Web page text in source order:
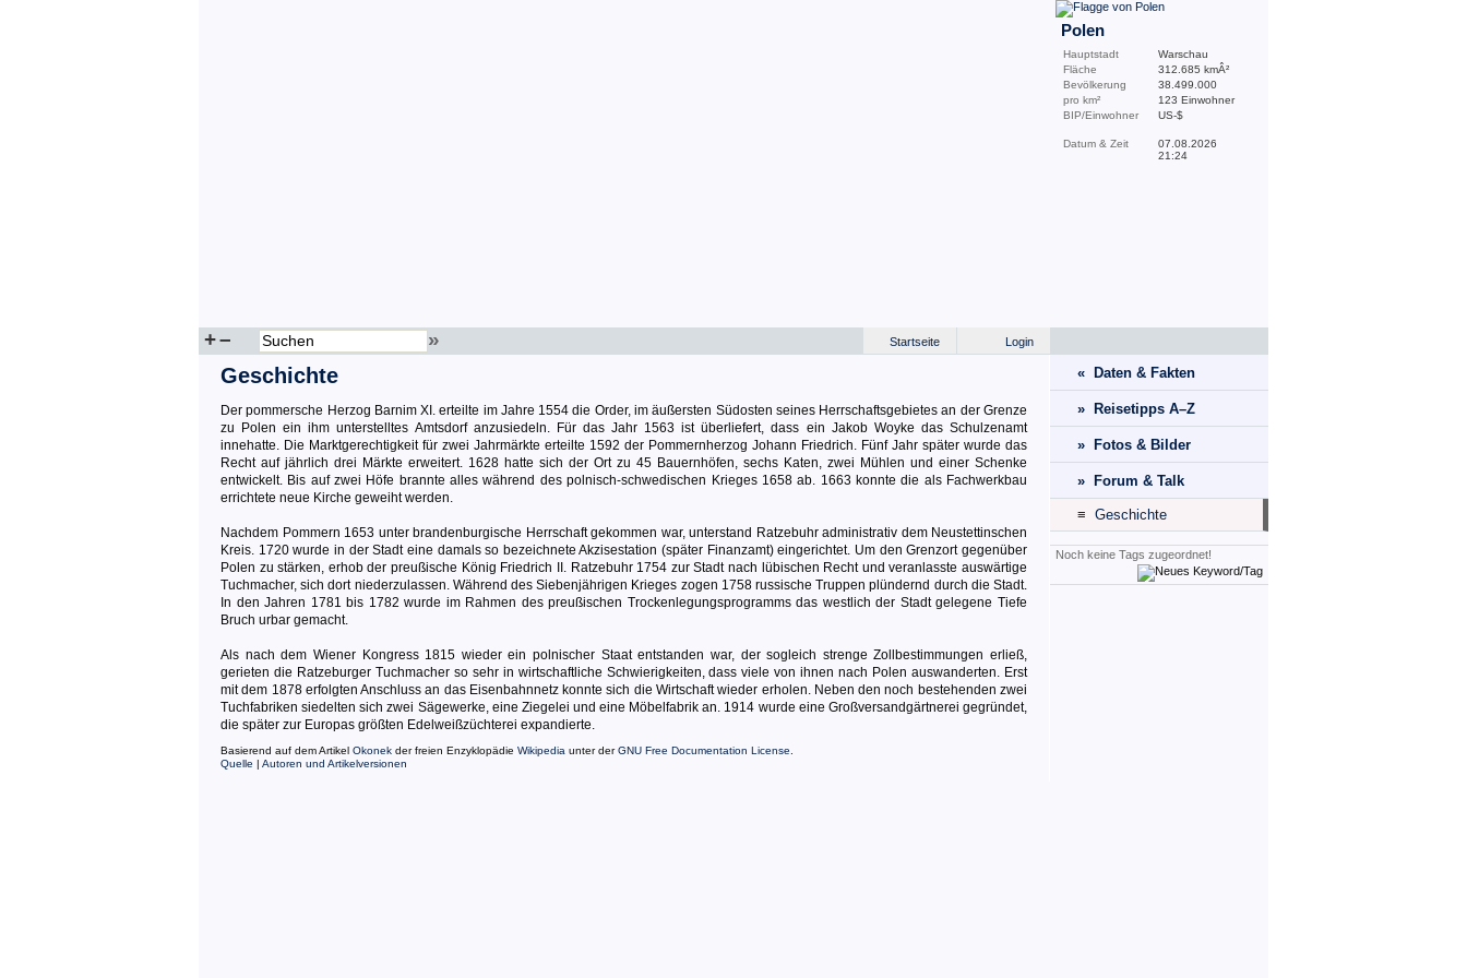
Polen
Hauptstadt
Warschau
Fläche
312.685 kmÂ²
Bevölkerung
38.499.000
pro km²
123 Einwohner
BIP/Einwohner
US-$
Datum & Zeit
07.08.2026
21:24
+– » Login
Startseite
Geschichte
Der pommersche Herzog Barnim XI. erteilte im Jahre 1554 die Order, im äußersten Südosten seines Herrschaftsgebietes an der Grenze
zu Polen ein ihm unterstelltes Amtsdorf anzusiedeln. Für das Jahr 1563 ist überliefert, dass ein Jakob Woyke das Schulzenamt
innehatte. Die Marktgerechtigkeit für zwei Jahrmärkte erteilte 1592 der Pommernherzog Johann Friedrich. Fünf Jahr später wurde das
Recht auf jährlich drei Märkte erweitert. 1628 hatte sich der Ort zu 45 Bauernhöfen, sechs Katen, zwei Mühlen und einer Schenke
entwickelt. Bis auf zwei Höfe brannte alles während des polnisch-schwedischen Krieges 1658 ab. 1663 konnte die als Fachwerkbau
errichtete neue Kirche geweiht werden.
Nachdem Pommern 1653 unter brandenburgische Herrschaft gekommen war, unterstand Ratzebuhr administrativ dem Neustettinschen
Kreis. 1720 wurde in der Stadt eine damals so bezeichnete Akzisestation (später Finanzamt) eingerichtet. Um den Grenzort gegenüber
Polen zu stärken, erhob der preußische König Friedrich II. Ratzebuhr 1754 zur Stadt nach lübischen Recht und veranlasste auswärtige
Tuchmacher, sich dort niederzulassen. Während des Siebenjährigen Krieges zogen 1758 russische Truppen plündernd durch die Stadt.
In den Jahren 1781 bis 1782 wurde im Rahmen des preußischen Trockenlegungsprogramms das westlich der Stadt gelegene Tiefe
Bruch urbar gemacht.
Als nach dem Wiener Kongress 1815 wieder ein polnischer Staat entstanden war, der sogleich strenge Zollbestimmungen erließ,
gerieten die Ratzeburger Tuchmacher so sehr in wirtschaftliche Schwierigkeiten, dass viele von ihnen nach Polen auswanderten. Erst
mit dem 1878 erfolgten Anschluss an das Eisenbahnnetz konnte sich die Wirtschaft wieder erholen. Neben den noch bestehenden zwei
Tuchfabriken siedelten sich zwei Sägewerke, eine Ziegelei und eine Möbelfabrik an. 1914 wurde eine Großversandgärtnerei gegründet,
die später zur Europas größten Edelweißzüchterei expandierte.
Basierend auf dem Artikel Okonek der freien Enzyklopädie Wikipedia unter derGNU Free Documentation License
Quelle | Autoren und Artikelversionen
« Daten & Fakten
» Reisetipps A–Z
» Fotos & Bilder
» Forum & Talk
≡ Geschichte
Noch keine Tags zugeordnet!